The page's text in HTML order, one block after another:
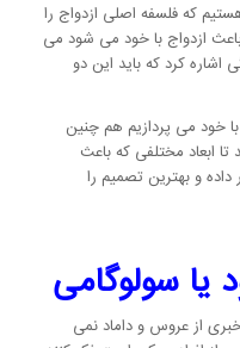
هستیم که فلسفه اصلی ازدواج را
ازدواج با خود می شود می
اشاره کرد که باید این دو
با خود می پردازیم هم چنین
ابعاد مختلفی که باعث
و بهترین تصمیم را
یا سولوگامی
از عروس و داماد نمی